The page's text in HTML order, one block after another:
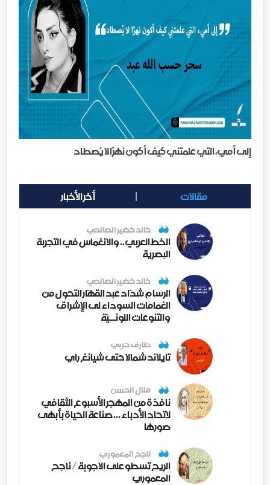
إلى أمي، التي علمتني كيف أكون نهرًا لا يُصطاد
مقالات أخر الأخبار
خالد خضير الصالحي
الخط العربي.. والانغماس في التجربة
البصرية
خالد خضير الصالحي
الرسام شدّاد عبد القهّار التحول من
الغمامات السوداء لى الإشراق
والتنوعات اللونــيّة
طارق حربي
تايلاند شمالا حتى شيانغ راي
منال الحسن
نافذة من المهجر الأسبوع الثقافي
لاتحاد الأدباء ... صناعة الحياة بأبهى
صورها
ناجح المعموري
الريح تسطو على الاجوبة / ناجح
المعموري